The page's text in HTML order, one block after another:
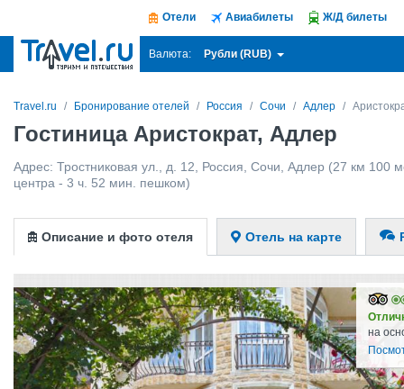
Отели Авиабилеты Ж/Д билеты
Валюта: Рубли (RUB)
Travel.ru Бронирование отелей Россия Сочи Адлер
Гостиница Аристократ, Адлер
Адрес: Тростниковая ул., д. 12 Россия Сочи Адлер (27 км 100
центра - 3 ч. 52 мин. пешком)
Описание и фото отеля Отель на карте
на